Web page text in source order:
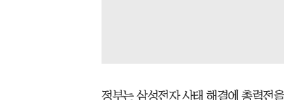
정부는 삼성전자 사태 해결에 총력전